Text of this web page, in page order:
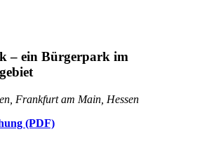
– ein Bürgerpark im
Frankfurt am Main, Hessen
(PDF)